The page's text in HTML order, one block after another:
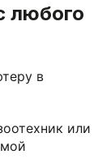
любого
в
или